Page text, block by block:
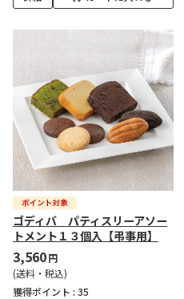
ゴディバ パティスリーアソー
トメント１３個入【弔事用】
3,560円
(送料・税込)
獲得ポイント : 35